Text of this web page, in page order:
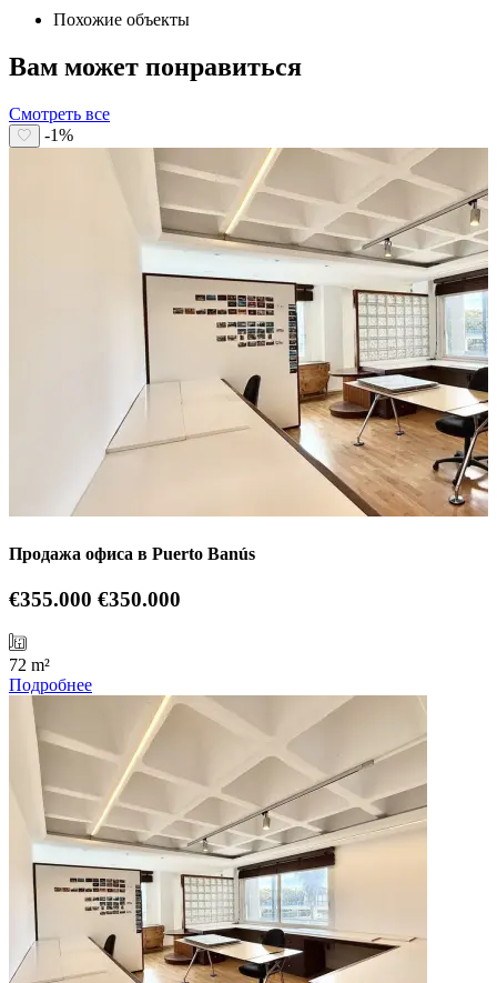
Похожие объекты
Вам может понравиться
Смотреть все
-1%
Продажа офиса в Puerto Banús
€355.000 €350.000
72 m²
Подробнее